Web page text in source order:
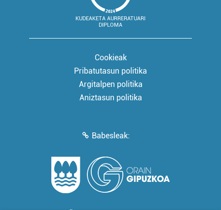
KUDEAKETA AURRERATUARI
DIPLOMA
Cookieak
Pribatutasun politika
Argitalpen politika
Aniztasun politika
Babesleak: